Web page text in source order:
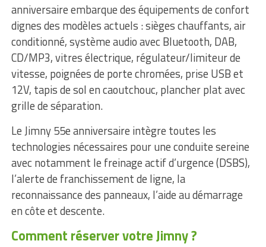
anniversaire embarque des équipements de confort
dignes des modèles actuels : sièges chauffants, air
conditionné, système audio avec Bluetooth, DAB,
CD/MP3, vitres électrique, régulateur/limiteur de
vitesse, poignées de porte chromées, prise USB et
12V, tapis de sol en caoutchouc, plancher plat avec
grille de séparation.
Le Jimny 55e anniversaire intègre toutes les
technologies nécessaires pour une conduite sereine
avec notamment le freinage actif d’urgence (DSBS),
l’alerte de franchissement de ligne, la
reconnaissance des panneaux, l’aide au démarrage
en côte et descente.
Comment réserver votre Jimny ?